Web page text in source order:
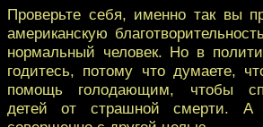
Проверьте себя, именно так вы
американскую
нормальный человек. Но в
годитесь, потому что думаете,
помощь голодающим, чтобы
детей от страшной смерти.